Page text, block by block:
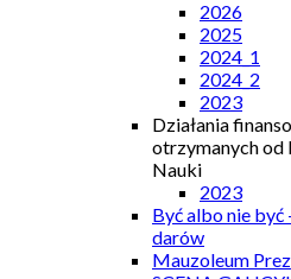
2026
2025
2024_1
2024_2
2023
Działania
otrzymanych od
Nauki
2023
Być albo nie
darów
Mauzoleum